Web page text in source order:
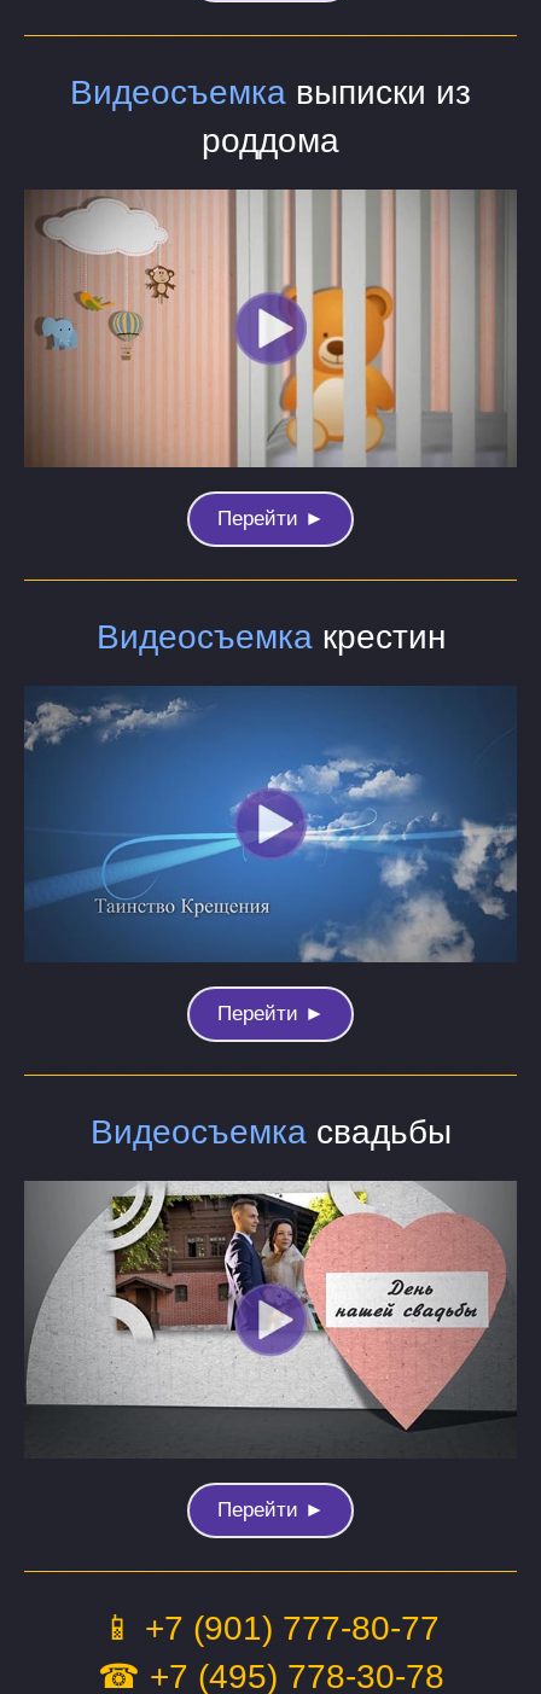
Видеосъемка выписки из
роддома
Перейти ►
Видеосъемкакрестин
Перейти ►
Видеосъемкасвадьбы
Перейти ►
📱 +7 (901) 777-80-77
☎ +7 (495) 778-30-78